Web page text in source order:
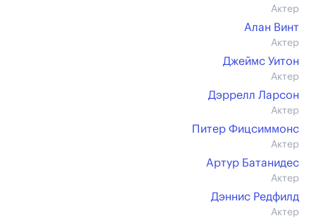
Актер
Алан Винт
Актер
Джеймс Уитон
Актер
Дэррелл Ларсон
Актер
Питер Фицсиммонс
Актер
Артур Батанидес
Актер
Дэннис Редфилд
Актер